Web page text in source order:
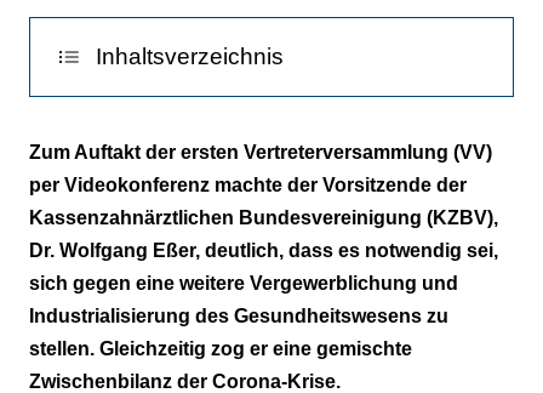
Inhaltsverzeichnis
Bittere Zwischenbilanz
Zahl der MVZ knackt 1.000er-Marke
Nicht im Frust verharren!
Zum Auftakt der ersten Vertreterversammlung (VV)
per Videokonferenz machte der Vorsitzende der
Kassenzahnärztlichen Bundesvereinigung (KZBV),
Dr. Wolfgang Eßer, deutlich, dass es notwendig sei,
sich gegen eine weitere Vergewerblichung und
Industrialisierung des Gesundheitswesens zu
stellen. Gleichzeitig zog er eine gemischte
Zwischenbilanz der Corona-Krise.